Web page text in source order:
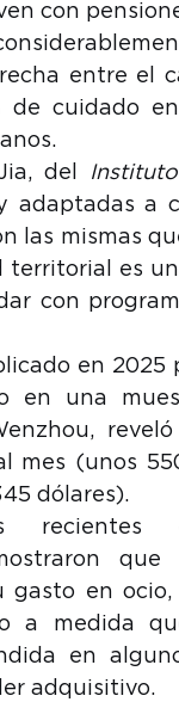
con
entre el
de cuidado
del
adaptadas a
las mismas
territorial es
con
en 2025
en una
mes (unos
dólares).
gasto en
a medida
en
adquisitivo.